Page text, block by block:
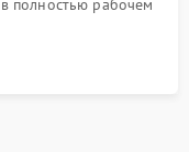
полностью рабочем